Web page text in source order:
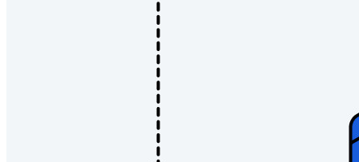
Passwordless.dev e passkeys
Desbloqueie recursos de passkeys e muito mais com apenas
algumas linhas de código
Documentação para desenvolvedores